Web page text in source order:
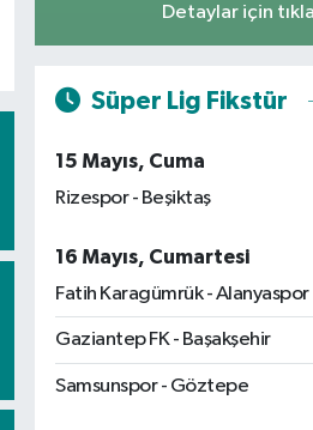
Detaylar için
Süper Lig Fikstür
15 Mayıs, Cuma
Rizespor - Beşiktaş
16 Mayıs, Cumartesi
Fatih Karagümrük - Alanyaspor
Gaziantep FK - Başakşehir
Samsunspor - Göztepe